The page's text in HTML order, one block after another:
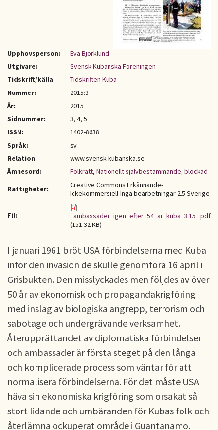
Upphovsperson:
Eva Björklund
Utgivare:
Svensk-Kubanska Föreningen
Tidskrift/källa:
Tidskriften Kuba
Nummer:
2015:3
År:
2015
Sidnummer:
3, 4, 5
ISSN:
1402-8638
Språk:
sv
Relation:
www.svensk-kubanska.se
Ämnesord:
Folkrätt, Nationellt självbestämmande, blockad
Rättigheter:
Creative Commons Erkännande-
Ickekommersiell-Inga bearbetningar 2.5 Sverige
Fil:
_ambassader_igen_efter_54_ar_kuba_3.15_.pdf
(151.32 KB)
I januari 1961 bröt USA förbindelserna med Kuba
inför den invasion de skulle genomföra 16 april i
Grisbukten. Den misslyckades men följdes av över
50 år av ekonomisk och propagandakrigföring
med inslag av biologiska angrepp, terrorism och
sabotage och undergrävande verksamhet.
Återupprättandet av diplomatiska förbindelser
och ambassader är första steget på den långa
och komplicerade process som väntar för att
normalisera förbindelserna. För det måste USA
häva sin ekonomiska krigföring som orsakat så
stort lidande och umbäranden för Kubas folk och
återlämna ockuperat område i Guantanamo.